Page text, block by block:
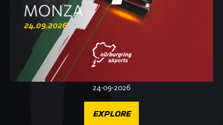
24-09-2026
EXPLORE